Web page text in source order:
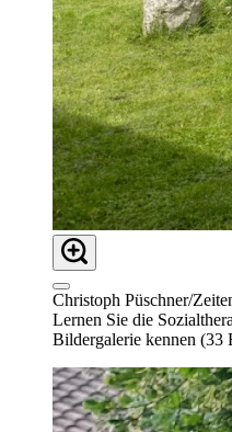
Christoph Püschner/
Lernen Sie die
Bildergalerie kennen (33